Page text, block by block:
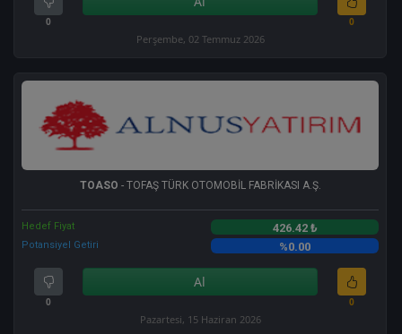
0 0
Perşembe, 02 Temmuz 2026
TOASO - TOFAŞ TÜRK OTOMOBİL FABRİKASI A.Ş.
Hedef Fiyat 426.42 ₺
Potansiyel Getiri %0.00
0
Al
0
Pazartesi, 15 Haziran 2026